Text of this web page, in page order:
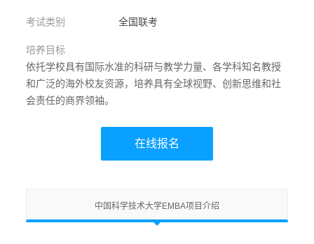
考试类别 全国联考
培养目标
依托学校具有国际水准的科研与教学力量、各学科知名教授
和广泛的海外校友资源，培养具有全球视野、创新思维和社
会责任的商界领袖。
在线报名
中国科学技术大学EMBA项目介绍